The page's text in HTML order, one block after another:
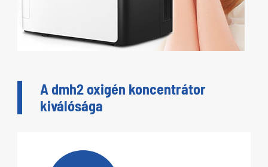
A dmh2 oxigén koncentrátor
kiválósága